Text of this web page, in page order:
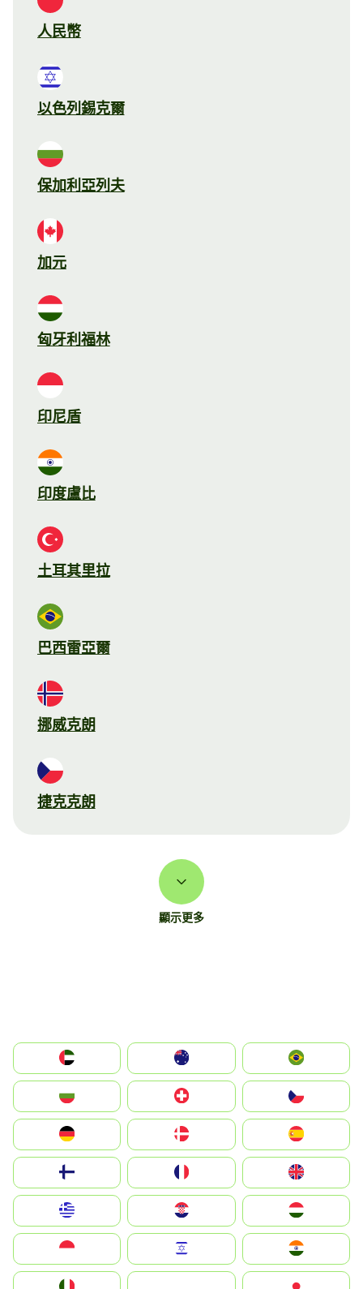
人民幣
以色列錫克爾
保加利亞列夫
加元
匈牙利福林
印尼盾
印度盧比
土耳其里拉
巴西雷亞爾
挪威克朗
捷克克朗
顯示更多
الإمارات العربية المتحدة
Switzerland
Deutschland
United Kingdom
Magyarország